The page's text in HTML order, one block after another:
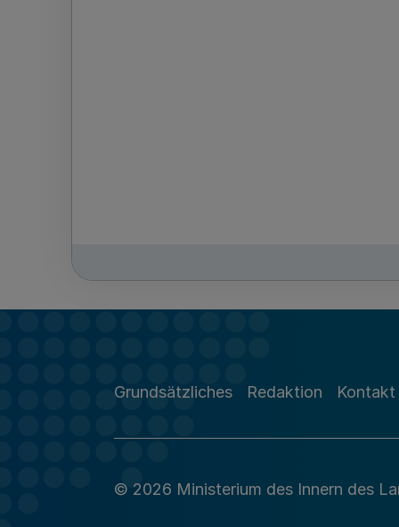
Grundsätzliches Redaktion Kontakt
© 2026 Ministerium des Innern des